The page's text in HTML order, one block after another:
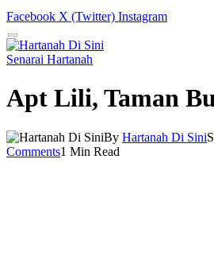
Facebook X (Twitter) Instagram
Senarai Hartanah
Apt Lili, Taman
By Hartanah Di Sini
Comments1 Min Read